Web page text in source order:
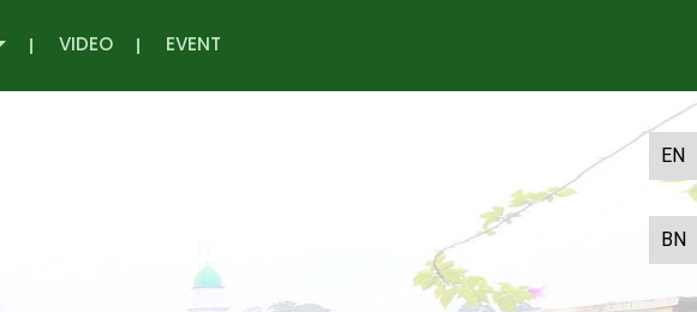
EN
BN
VIDEO EVENT